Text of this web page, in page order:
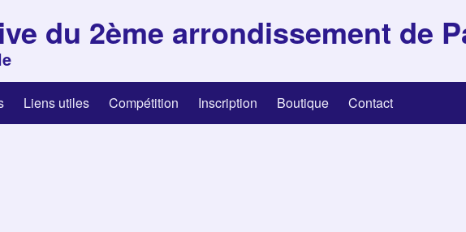
du 2ème arrondissement de
Liens utiles Compétition Inscription Boutique Contact